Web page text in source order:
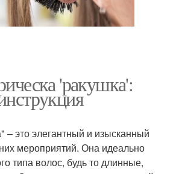
'ракушка':
– это элегантный и изысканный
мероприятий. Она идеально
типа волос, будь то длинные,